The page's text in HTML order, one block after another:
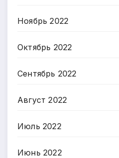
Ноябрь 2022
Октябрь 2022
Сентябрь 2022
Август 2022
Июль 2022
Июнь 2022